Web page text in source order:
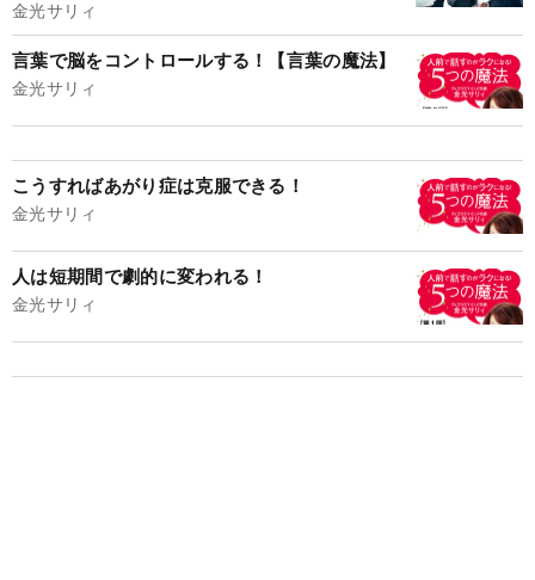
金光サリィ
言葉で脳をコントロールする！【言葉の魔法】
金光サリィ
こうすればあがり症は克服できる！
金光サリィ
人は短期間で劇的に変われる！
金光サリィ